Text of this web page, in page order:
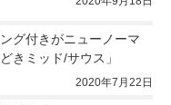
グ付きがニューノーマ
きミッド/サウス」
2020年7月22日